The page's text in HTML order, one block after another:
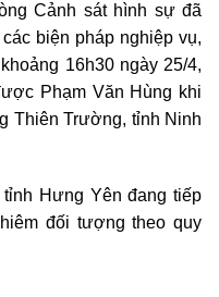
Cảnh sát hình sự đã
biện pháp nghiệp vụ,
16h30 ngày 25/4,
Phạm Văn Hùng khi
Thiên Trường, tỉnh Ninh
Hưng Yên đang tiếp
đối tượng theo quy